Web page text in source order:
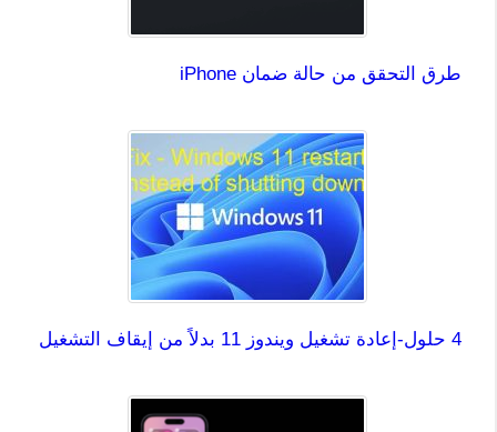
طرق التحقق من حالة ضمان iPhone
4 حلول-إعادة تشغيل ويندوز 11 بدلاً من إيقاف التشغيل